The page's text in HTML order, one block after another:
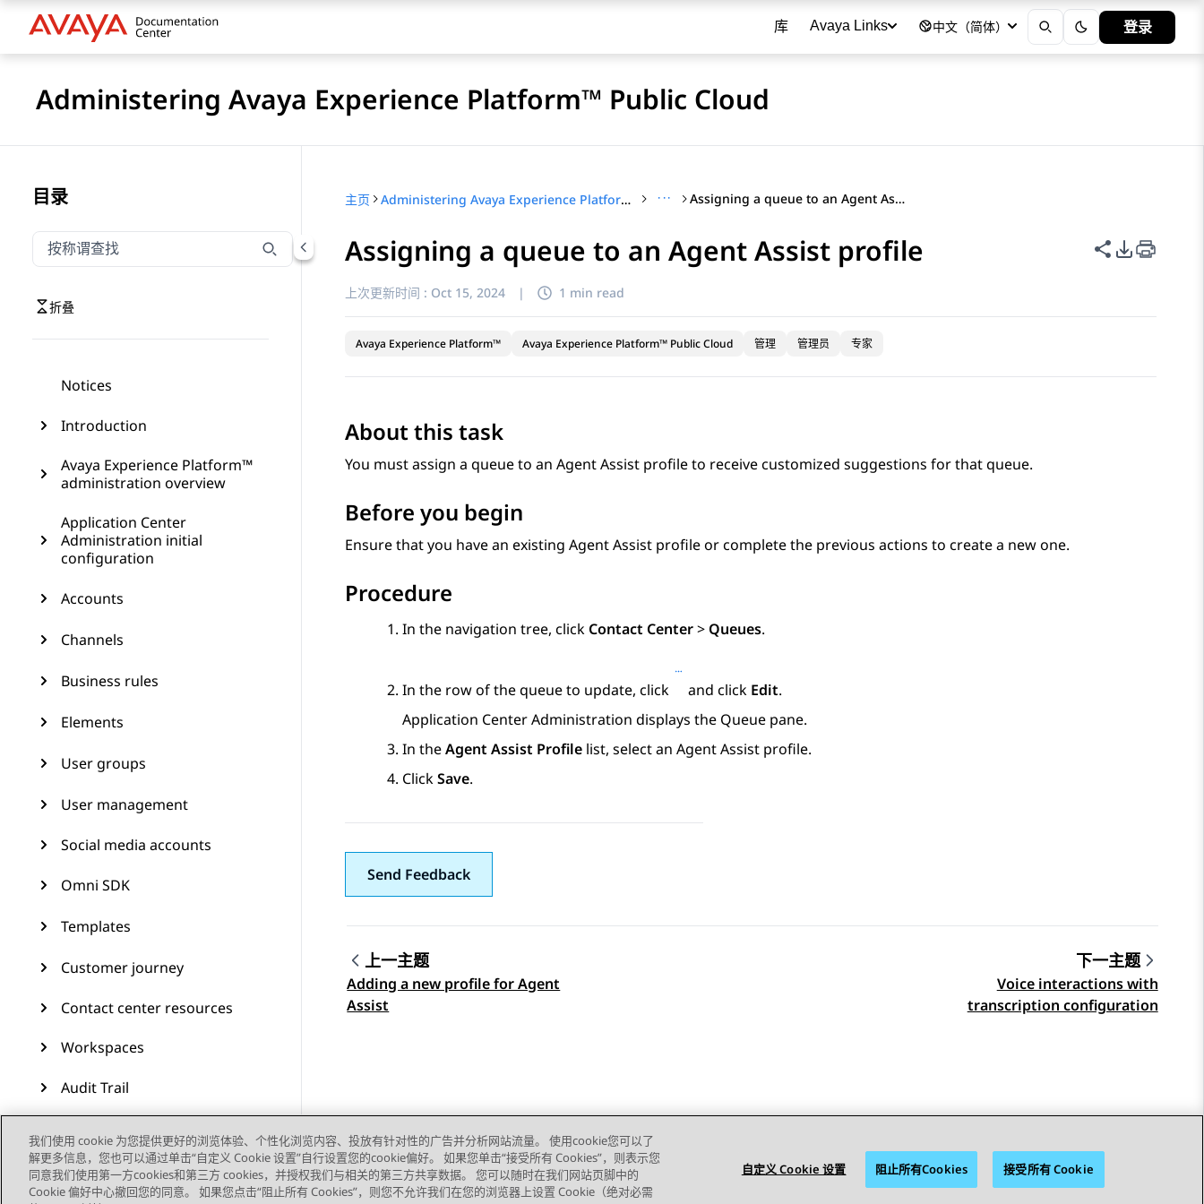
库 Avaya Links 中文（简体） 登录
Administering Avaya Experience Platform™ Public Cloud
目录
按称谓筛选导航
输入内容以按称谓筛选导航项
折叠
Notices
Introduction
Avaya Experience Platform™
administration overview
Application Center
Administration initial
configuration
Accounts
Channels
Business rules
Elements
User groups
User management
Social media accounts
Omni SDK
Templates
Customer journey
Contact center resources
Workspaces
Audit Trail
Administering Avaya
Experience Platform (On-
主页 Administering Avaya Experience Platform™ Public Cloud ··· Assigning a queue to an Agent Assist profile
Assigning a queue to an Agent Assist profile 共享此页面
PDF 导出
上次更新时间 : Oct 15, 2024 | 1 min read
Avaya Experience Platform™ Avaya Experience Platform™ Public Cloud 管理 管理员 专家
About this task
You must assign a queue to an Agent Assist profile to receive customized suggestions for that queue.
Before you begin
Ensure that you have an existing Agent Assist profile or complete the previous actions to create a new one.
Procedure
In the navigation tree, click Contact Center> Queues.
In the row of the queue to update, click and click Edit.
Application Center Administration displays the Queue pane.
In theAgent Assist Profile list, select an Agent Assist profile.
ClickSave.
Send Feedback
Topic navigation
上一主题
Adding a new profile for Agent
Assist
下一主题
Voice interactions with
transcription configuration
我们使用 cookie 为您提供更好的浏览体验、个性化浏览内容、投放有针对性的广告并分析网站流量。 使用cookie您可以了
解更多信息，您也可以通过单击“自定义 Cookie 设置”自行设置您的cookie偏好。 如果您单击“接受所有 Cookies”，则表示您
同意我们使用第一方cookies和第三方 cookies，并授权我们与相关的第三方共享数据。 您可以随时在我们网站页脚中的
Cookie 偏好中心撤回您的同意。 如果您点击“阻止所有 Cookies”，则您不允许我们在您的浏览器上设置 Cookie（绝对必需
自定义 Cookie 设置 阻止所有Cookies 接受所有 Cookie